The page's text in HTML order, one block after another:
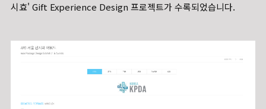
시효' Gift Experience Design 프로젝트가 수록되었습니다.